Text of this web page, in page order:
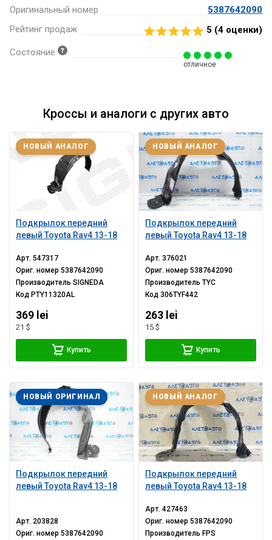
Оригинальный номер
5387642090
Рейтинг продаж
5 (4 оценки)
Состояние
отличное
Кроссы и аналоги с других авто
Подкрылок передний
левый Toyota Rav4 13-18
НОВЫЙ АНАЛОГ
Арт.547317
Ориг. номер5387642090
ПроизводительSIGNEDA
Код PTY11320AL
369 lei
21 $
Купить
Подкрылок передний
левый Toyota Rav4 13-18
НОВЫЙ АНАЛОГ
Арт.376021
Ориг. номер5387642090
ПроизводительTYC
Код306TYF442
263 lei
15 $
Купить
Подкрылок передний
левый Toyota Rav4 13-18
НОВЫЙ ОРИГИНАЛ
Арт. 203828
Ориг. номер5387642090
Подкрылок передний
левый Toyota Rav4 13-18
НОВЫЙ АНАЛОГ
Арт.427463
Ориг. номер5387642090
Производитель FPS